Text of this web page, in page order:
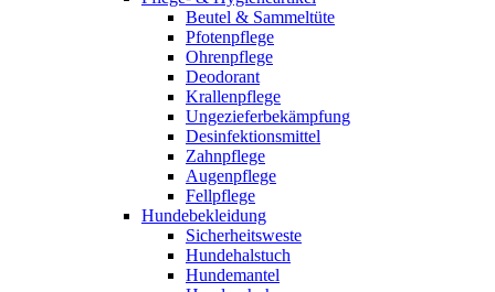
Beutel & Sammeltüte
Pfotenpflege
Ohrenpflege
Deodorant
Krallenpflege
Ungezieferbekämpfung
Desinfektionsmittel
Zahnpflege
Augenpflege
Fellpflege
Hundebekleidung
Sicherheitsweste
Hundehalstuch
Hundemantel